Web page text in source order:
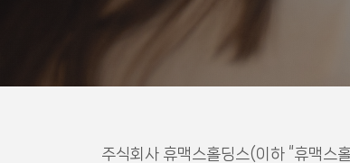
주식회사 휴맥스홀딩스(이하 “휴맥스